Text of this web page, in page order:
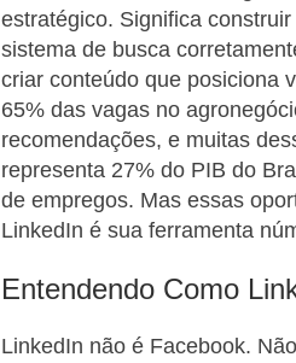
estratégico. Significa
sistema de busca
criar conteúdo que posiciona
65% das vagas no
recomendações, e muitas
representa 27% do PIB do
de empregos. Mas essas
LinkedIn é sua ferramenta
Entendendo Como
LinkedIn não é Facebook.